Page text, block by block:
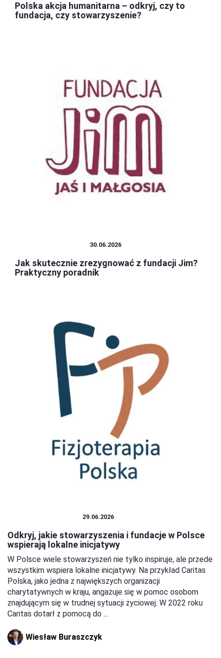
Polska akcja humanitarna – odkryj, czy to
fundacja, czy stowarzyszenie?
30.06.2026
Jak skutecznie zrezygnować z fundacji Jim?
Praktyczny poradnik
29.06.2026
Odkryj, jakie stowarzyszenia i fundacje w Polsce
wspierają lokalne inicjatywy
W Polsce wiele stowarzyszeń nie tylko inspiruje, ale przede
wszystkim wspiera lokalne inicjatywy. Na przykład Caritas
Polska, jako jedna z największych organizacji
charytatywnych w kraju, angażuje się w pomoc osobom
znajdującym się w trudnej sytuacji życiowej. W 2022 roku
Caritas dotarł z pomocą do ...
Wiesław Buraszczyk